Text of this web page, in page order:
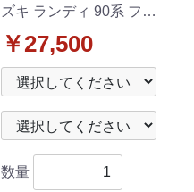
ズキ ランディ 90系 フロ
プマット チェック柄シ
リーズ 社外新品
￥27,500
数量